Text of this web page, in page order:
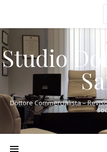
Studio
Dottore Commercialista –